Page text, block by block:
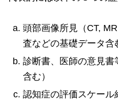
頭部画像所見（CT,
査などの基礎データ含
診断書、医師の意見
含む）
認知症の評価スケール